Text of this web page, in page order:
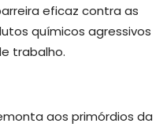
eficaz contra as
químicos agressivos
trabalho.
aos primórdios da